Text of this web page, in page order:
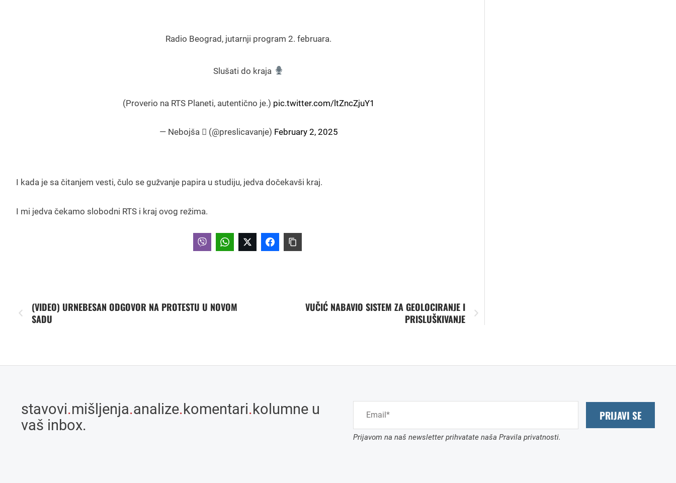
Radio Beograd, jutarnji program 2. februara.
Slušati do kraja
(Proverio na RTS Planeti, autentično je.) pic.twitter.com/ltZncZjuY1
— Nebojša  (@preslicavanje) February 2, 2025
I kada je sa čitanjem vesti, čulo se gužvanje papira u studiju, jedva dočekavši kraj.
I mi jedva čekamo slobodni RTS i kraj ovog režima.
(VIDEO) URNEBESAN ODGOVOR NA PROTESTU U NOVOM
SADU
VUČIĆ NABAVIO SISTEM ZA GEOLOCIRANJE I
PRISLUŠKIVANJE
stavovi.mišljenja.analize.komentari.kolumne u
vaš inbox.
PRIJAVI SE
Prijavom na naš newsletter prihvatate naša Pravila privatnosti.